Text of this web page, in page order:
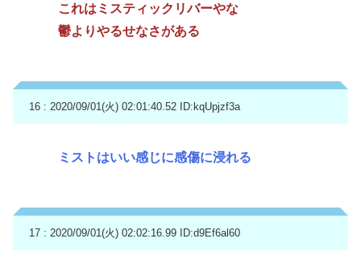
これはミスティックリバーやな
鬱よりやるせなさがある
16 : 2020/09/01(火) 02:01:40.52 ID:kqUpjzf3a
ミストはいい感じに感傷に浸れる
17 : 2020/09/01(火) 02:02:16.99 ID:d9Ef6al60